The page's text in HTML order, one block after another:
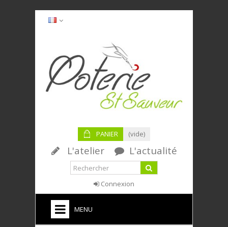
PANIER (vide)
L'atelier L'actualité
Connexion
MENU